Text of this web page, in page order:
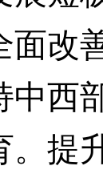
面改
中西
。提